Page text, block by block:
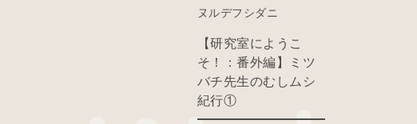
ヌルデフシダニ
【研究室にようこ
そ！：番外編】ミツ
バチ先生のむしムシ
紀行①